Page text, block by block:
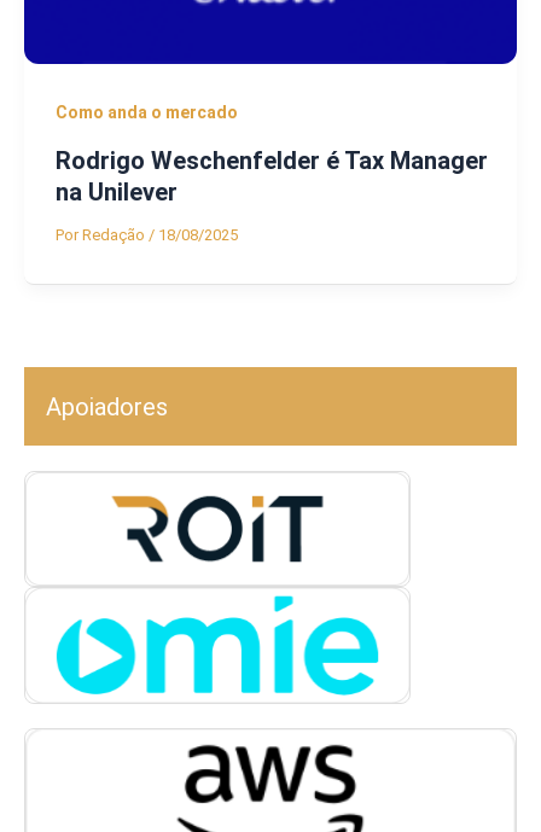
Como anda o mercado
Rodrigo Weschenfelder é Tax Manager
na Unilever
PorRedação / 18/08/2025
Apoiadores